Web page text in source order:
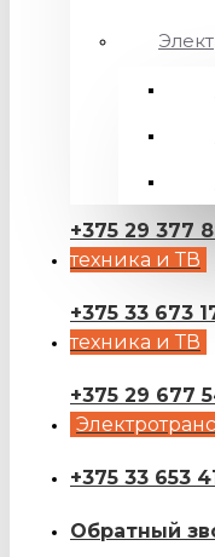
+375 29 377
техника и ТВ
+375 33 673
техника и ТВ
+375 29 677
+375 33 653
Обратный